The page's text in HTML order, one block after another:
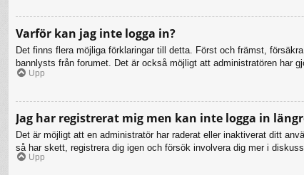
Varför kan jag inte logga in?
Det finns flera möjliga förklaringar till detta. Först och främst,
bannlysts från forumet. Det är också möjligt att administratören har
Upp
Jag har registrerat mig men kan inte logga in
Det är möjligt att en administratör har raderat eller inaktiverat ditt
så har skett, registrera dig igen och försök involvera dig mer i
Upp